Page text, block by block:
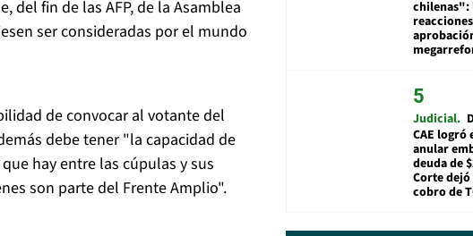
del fin de las AFP, de la Asamblea
ser consideradas por el mundo
de convocar al votante del
debe tener "la capacidad de
hay entre las cúpulas y sus
son parte del Frente Amplio".
chilenas":
Judicial
CAE logró
anular
deuda de
Corte
cobro de